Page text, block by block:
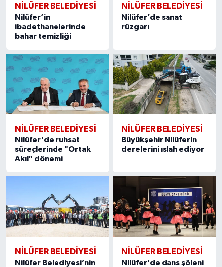
NİLÜFER BELEDİYESİ
Nilüfer’in
ibadethanelerinde
bahar temizliği
NİLÜFER BELEDİYESİ
Nilüfer’de sanat
rüzgarı
NİLÜFER BELEDİYESİ
Nilüfer'de ruhsat
süreçlerinde "Ortak
Akıl" dönemi
NİLÜFER BELEDİYESİ
Büyükşehir Nilüferin
derelerini ıslah ediyor
NİLÜFER BELEDİYESİ
Nilüfer Belediyesi’nin
NİLÜFER BELEDİYESİ
Nilüfer’de dans şöleni